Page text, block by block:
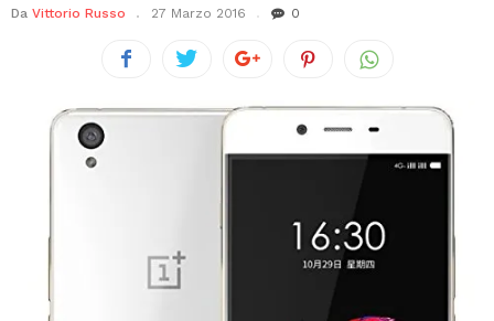
Da Vittorio Russo 27 Marzo 2016 0